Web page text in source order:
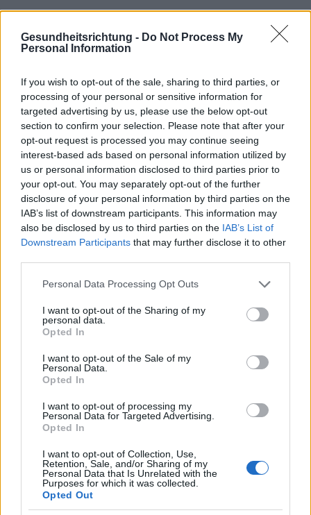
Gesundheitsrichtung - Do Not Process My
Personal Information
If you wish to opt-out of the sale, sharing to third parties, or
processing of your personal or sensitive information for
targeted advertising by us, please use the below opt-out
section to confirm your selection. Please note that after your
opt-out request is processed you may continue seeing
interest-based ads based on personal information utilized by
us or personal information disclosed to third parties prior to
your opt-out. You may separately opt-out of the further
disclosure of your personal information by third parties on the
IAB’s list of downstream participants. This information may
also be disclosed by us to third parties on the IAB’s List of
Downstream Participants that may further disclose it to other
Please note that this website/app uses one or more Google
not limited to your visit or usage behaviour. You may click to
grant or deny consent to Google and its third-party tags to
use your data for below specified purposes in below Google
consent section.
Personal Data Processing Opt Outs
I want to opt-out of the Sharing of my
personal data.
Opted In
I want to opt-out of the Sale of my
Personal Data.
Opted In
I want to opt-out of processing my
Personal Data for Targeted Advertising.
Opted In
I want to opt-out of Collection, Use,
Retention, Sale, and/or Sharing of my
Personal Data that Is Unrelated with the
Purposes for which it was collected.
Opted Out
Interessant? Teilen sie es auf Facebook!
Möchten Sie auf dem Laufenden bleiben?
Folgen Sie uns auf
Goo
News
ZUGEHÖRIG
Immunsystem
Unterstützung bei der gewichtsabnahme
Verbesserung der haut
Vorteile für die gesundheit Wasser mit zitrone
Sehen Sie es auch auf english
polskim
Die Inhalte und Materialien auf dieser Website dienen nur zu
Bildungs- und Informationszwecken. Der Herausgeber und die
Redaktion der Website sind nicht für die Ergebnisse ihrer